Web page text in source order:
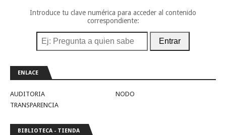
Introduce tu clave numérica para acceder al contenido
correspondiente:
Entrar
ENLACE
AUDITORIA
NODO
TRANSPARENCIA
BIBLIOTECA - TIENDA